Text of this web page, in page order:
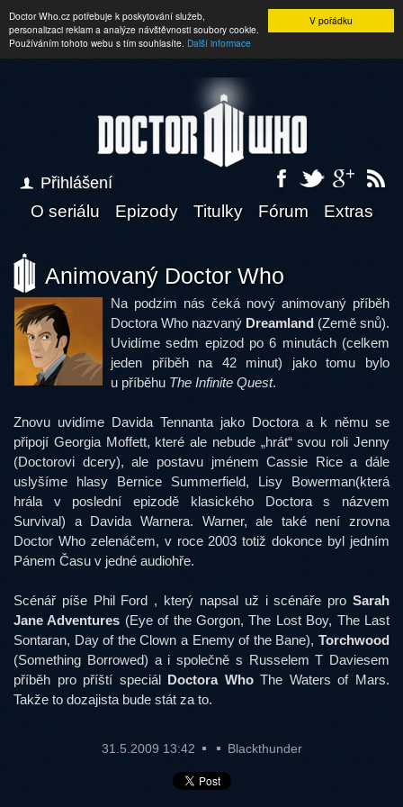
V pořádku
Doctor Who.cz potřebuje k poskytování služeb,
personalizaci reklam a analýze návštěvnosti soubory cookie.
Používáním tohoto webu s tím souhlasíte. Další informace
Přihlášení
O seriálu Epizody Titulky Fórum Extras
Animovaný Doctor Who
Na podzim nás čeká nový animovaný příběh
Doctora Who nazvaný Dreamland (Země snů).
Uvidíme sedm epizod po 6 minutách (celkem
jeden příběh na 42 minut) jako tomu bylo
u příběhu The Infinite Quest.
Znovu uvidíme Davida Tennanta jako Doctora a k němu se
připojí Georgia Moffett, které ale nebude „hrát“ svou roli Jenny
(Doctorovi dcery), ale postavu jménem Cassie Rice a dále
uslyšíme hlasy Bernice Summerfield, Lisy Bowerman(která
hrála v poslední epizodě klasického Doctora s názvem
Survival) a Davida Warnera. Warner, ale také není zrovna
Doctor Who zelenáčem, v roce 2003 totiž dokonce byl jedním
Pánem Času v jedné audiohře.
Scénář píše Phil Ford , který napsal už i scénáře pro Sarah
Jane Adventures (Eye of the Gorgon, The Lost Boy, The Last
Sontaran, Day of the Clown a Enemy of the Bane), Torchwood
(Something Borrowed) a i společně s Russelem T Daviesem
příběh pro příští speciál Doctora WhoThe Waters of Mars.
Takže to dozajista bude stát za to.
31.5.2009 13:42 Blackthunder